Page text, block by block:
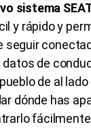
sistema
y rápido y
seguir
de
de al
dónde has